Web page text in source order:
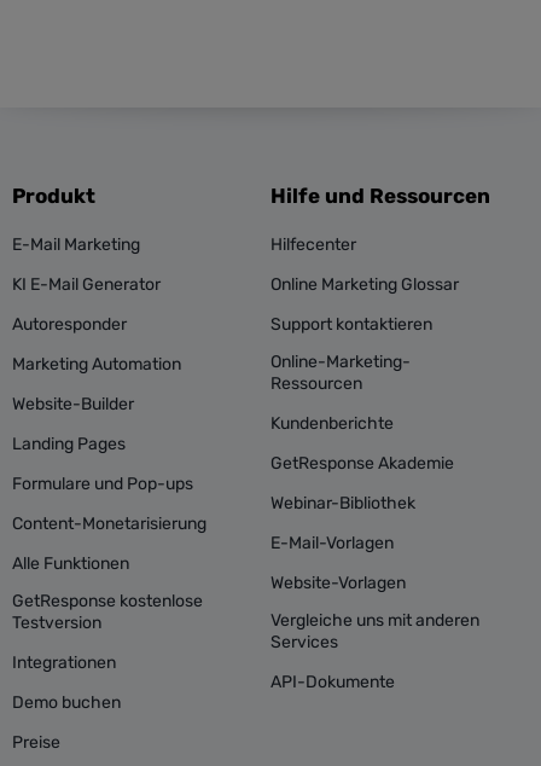
Produkt
E-Mail Marketing
KI E-Mail Generator
Autoresponder
Marketing Automation
Website-Builder
Landing Pages
Formulare und Pop-ups
Content-Monetarisierung
Alle Funktionen
GetResponse kostenlose
Testversion
Integrationen
Demo buchen
Preise
Hilfe und Ressourcen
Hilfecenter
Online Marketing Glossar
Support kontaktieren
Online-Marketing-
Ressourcen
Kundenberichte
GetResponse Akademie
Webinar-Bibliothek
E-Mail-Vorlagen
Website-Vorlagen
Vergleiche uns mit anderen
Services
API-Dokumente